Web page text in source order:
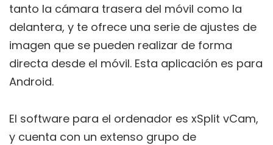
tanto la cámara trasera del móvil como la
delantera, y te ofrece una serie de ajustes de
imagen que se pueden realizar de forma
directa desde el móvil. Esta aplicación es para
Android.
El software para el ordenador es xSplit vCam,
y cuenta con un extenso grupo de